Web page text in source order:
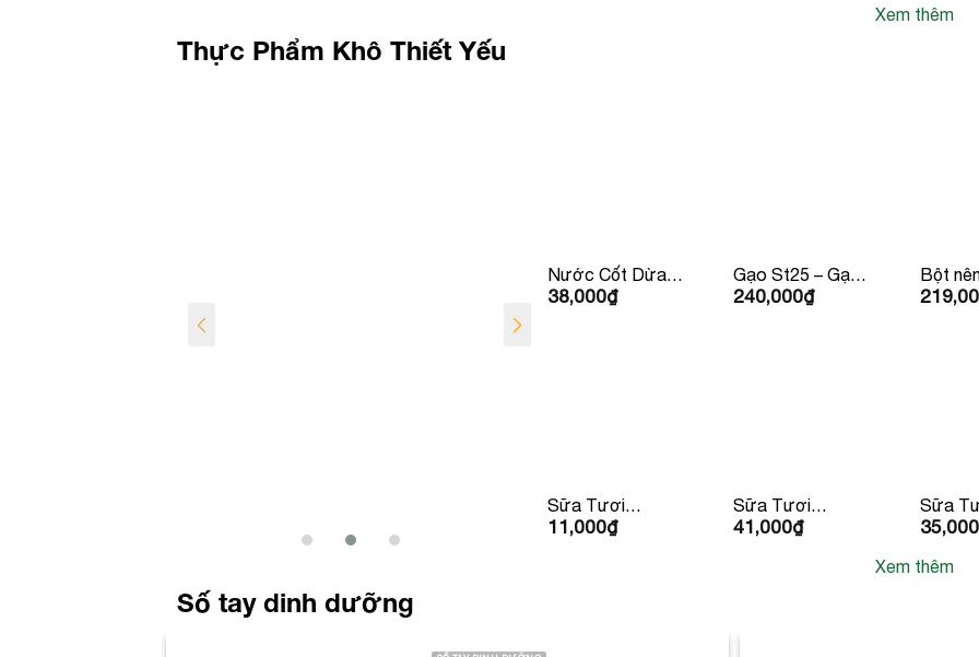
Xem thêm
Thực Phẩm Khô Thiết Yếu
Nước Cốt Dừa
Vietcoco
38,000₫
Gạo St25 – Gạo
Ông Cua 5kg
240,000₫
Bột
Youki
Sữa Tươi
Dalatmilk 180ml
11,000₫
Sữa Tươi
Dalatmilk 950ml
41,000₫
Sữa
Trùng
x 4 hộp
35,000
Xem thêm
Số tay dinh dưỡng